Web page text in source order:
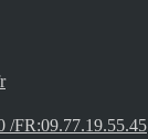
/FR:09.77.19.55.45